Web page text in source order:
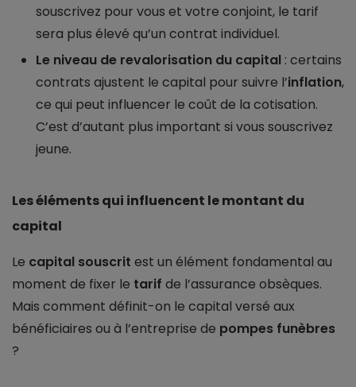
souscrivez pour vous et votre conjoint, le tarif
sera plus élevé qu’un contrat individuel.
Le niveau de revalorisation du capital : certains
contrats ajustent le capital pour suivre l’inflation,
ce qui peut influencer le coût de la cotisation.
C’est d’autant plus important si vous souscrivez
jeune.
Les éléments qui influencent le montant du
capital
Le capital souscrit est un élément fondamental au
moment de fixer le tarif de l’assurance obsèques.
Mais comment définit-on le capital versé aux
bénéficiaires ou à l’entreprise de pompes funèbres
?